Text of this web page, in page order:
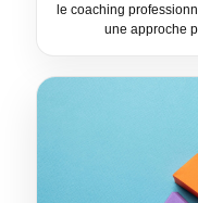
le coaching
une approche